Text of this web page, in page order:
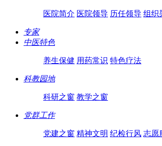
医院简介 医院领导 历任领导 组织
专家
中医特色
养生保健 用药常识 特色疗法
科教园地
科研之窗 教学之窗
党群工作
党建之窗 精神文明 纪检行风 志愿